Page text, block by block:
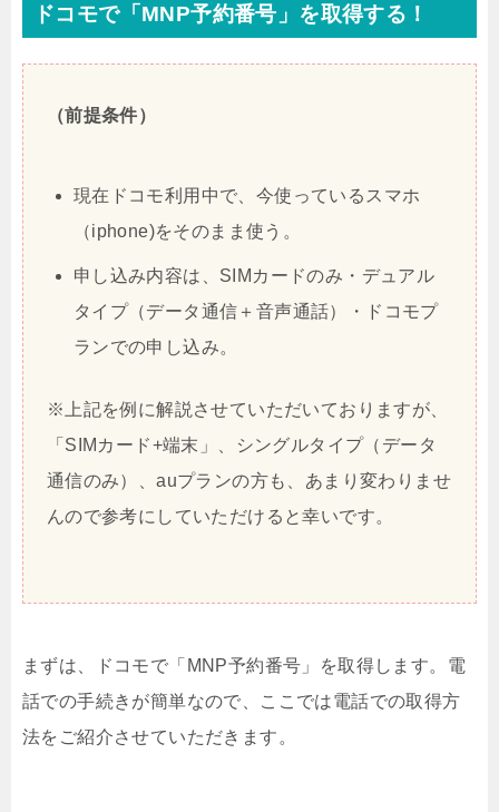
ドコモで「MNP予約番号」を取得する！
（前提条件）
現在ドコモ利用中で、今使っているスマホ
（iphone)をそのまま使う。
申し込み内容は、SIMカードのみ・デュアル
タイプ（データ通信＋音声通話）・ドコモプ
ランでの申し込み。
※上記を例に解説させていただいておりますが、
「SIMカード+端末」、シングルタイプ（データ
通信のみ）、auプランの方も、あまり変わりませ
んので参考にしていただけると幸いです。
まずは、ドコモで「MNP予約番号」を取得します。電
話での手続きが簡単なので、ここでは電話での取得方
法をご紹介させていただきます。